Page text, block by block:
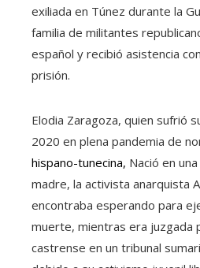
exiliada en Túnez durante la
familia de militantes
español y recibió asistencia
prisión.
Elodia Zaragoza, quien sufrió
2020 en plena pandemia de
hispano-tunecina, Nació en
madre, la activista anarquista
encontraba esperando para
muerte, mientras era juzgada
castrense en un tribunal